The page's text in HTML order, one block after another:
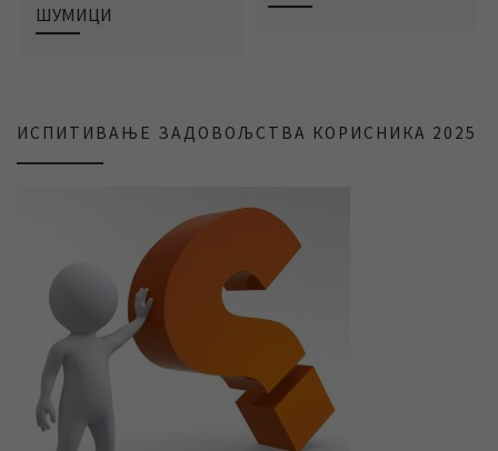
ШУМИЦИ
ИСПИТИВАЊЕ ЗАДОВОЉСТВА КОРИСНИКА 2025